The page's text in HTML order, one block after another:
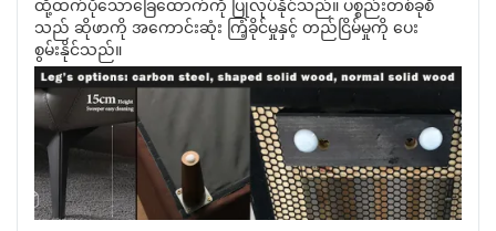
ထို့ထက်ပိုသောခြေထောက်ကို ပြုလုပ်နိုင်သည်။ ပစ္စည်းတစ်ခုစီ
သည် ဆိုဖာကို အကောင်းဆုံး ကြံ့ခိုင်မှုနှင့် တည်ငြိမ်မှုကို ပေး
စွမ်းနိုင်သည်။